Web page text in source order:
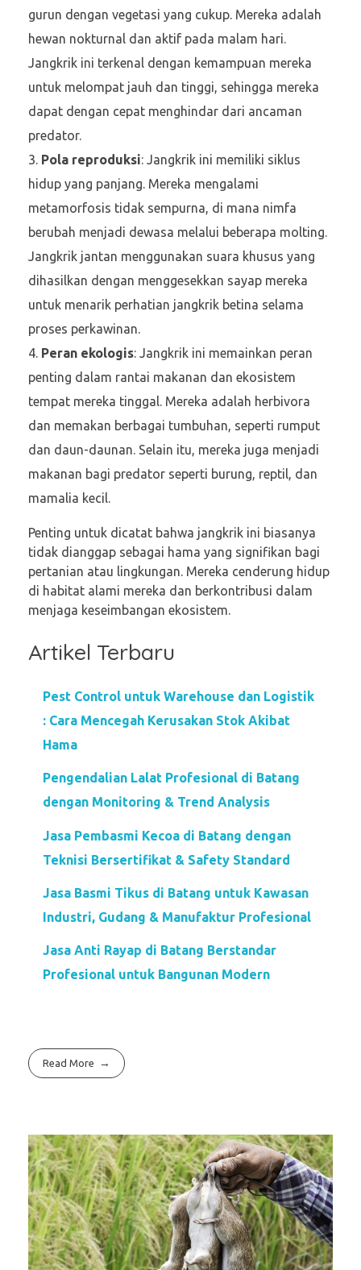
gurun dengan vegetasi yang cukup. Mereka adalah
hewan nokturnal dan aktif pada malam hari.
Jangkrik ini terkenal dengan kemampuan mereka
untuk melompat jauh dan tinggi, sehingga mereka
dapat dengan cepat menghindar dari ancaman
predator.
Pola reproduksi: Jangkrik ini memiliki siklus
hidup yang panjang. Mereka mengalami
metamorfosis tidak sempurna, di mana nimfa
berubah menjadi dewasa melalui beberapa molting.
Jangkrik jantan menggunakan suara khusus yang
dihasilkan dengan menggesekkan sayap mereka
untuk menarik perhatian jangkrik betina selama
proses perkawinan.
Peran ekologis: Jangkrik ini memainkan peran
penting dalam rantai makanan dan ekosistem
tempat mereka tinggal. Mereka adalah herbivora
dan memakan berbagai tumbuhan, seperti rumput
dan daun-daunan. Selain itu, mereka juga menjadi
makanan bagi predator seperti burung, reptil, dan
mamalia kecil.
Penting untuk dicatat bahwa jangkrik ini biasanya
tidak dianggap sebagai hama yang signifikan bagi
pertanian atau lingkungan. Mereka cenderung hidup
di habitat alami mereka dan berkontribusi dalam
menjaga keseimbangan ekosistem.
Artikel Terbaru
Pest Control untuk Warehouse dan Logistik
: Cara Mencegah Kerusakan Stok Akibat
Hama
Pengendalian Lalat Profesional di Batang
dengan Monitoring & Trend Analysis
Jasa Pembasmi Kecoa di Batang dengan
Teknisi Bersertifikat & Safety Standard
Jasa Basmi Tikus di Batang untuk Kawasan
Industri, Gudang & Manufaktur Profesional
Jasa Anti Rayap di Batang Berstandar
Profesional untuk Bangunan Modern
Read More